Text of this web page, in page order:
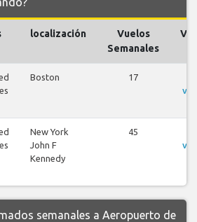
localización
Vuelos
Semanales
Boston 17
New York
John F
Kennedy
45
semanales a Aeropuerto de